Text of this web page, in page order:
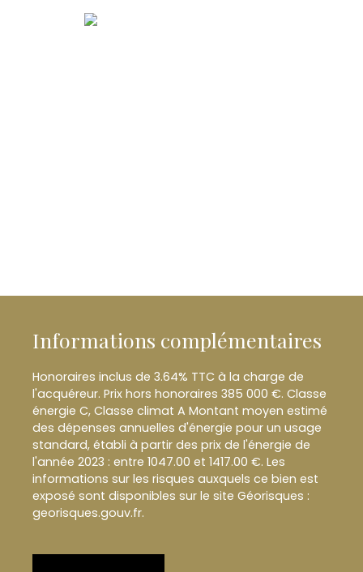
Informations complémentaires
Honoraires inclus de 3.64% TTC à la charge de
l'acquéreur. Prix hors honoraires 385 000 €. Classe
énergie C, Classe climat A Montant moyen estimé
des dépenses annuelles d'énergie pour un usage
standard, établi à partir des prix de l'énergie de
l'année 2023 : entre 1047.00 et 1417.00 €. Les
informations sur les risques auxquels ce bien est
exposé sont disponibles sur le site Géorisques :
georisques.gouv.fr.